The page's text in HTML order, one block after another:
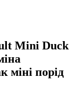
Mini Duck
міні порід